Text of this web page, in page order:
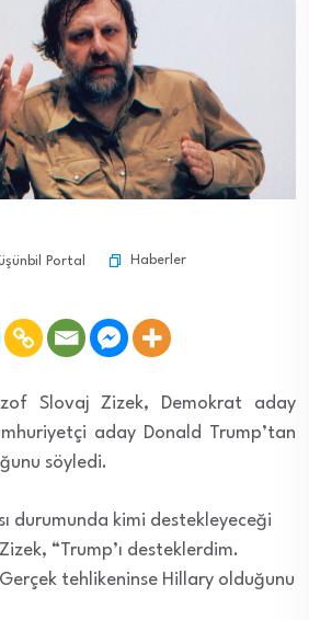
Portal Haberler
Slovaj Zizek, Demokrat aday
aday Donald Trump’tan
söyledi.
durumunda kimi destekleyeceği
“Trump’ı desteklerdim.
tehlikeninse Hillary olduğunu